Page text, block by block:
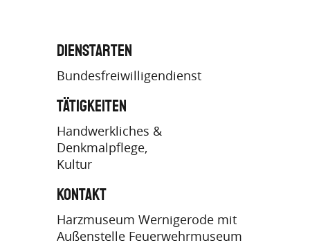
Dienstarten
Bundesfreiwilligendienst
Tätigkeiten
Handwerkliches &
Denkmalpflege
Kultur
Kontakt
Harzmuseum Wernigerode mit
Außenstelle Feuerwehrmuseum